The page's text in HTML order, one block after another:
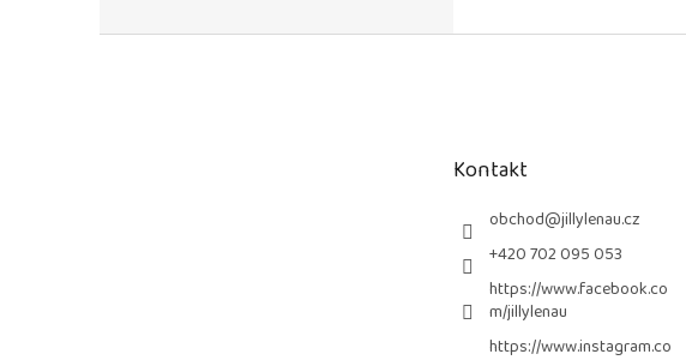
Kontakt
obchod@jillylenau.cz
+420 702 095 053
https://www.facebook.co
m/jillylenau
https://www.instagram.co